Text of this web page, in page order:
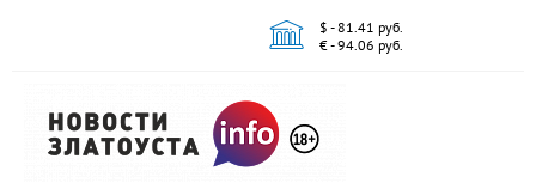
$ - 81.41 руб.
€ - 94.06 руб.